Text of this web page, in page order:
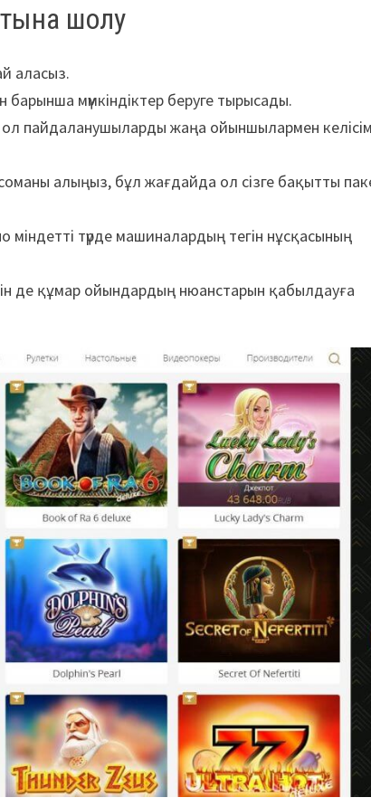
шолу
аласыз.
мүмкіндіктер беруге тырысады.
пайдаланушыларды жаңа ойыншылармен
алыңыз, бұл жағдайда ол сізге бақытты
түрде машиналардың тегін нұсқасының
де құмар ойындардың нюанстарын қабылдауға